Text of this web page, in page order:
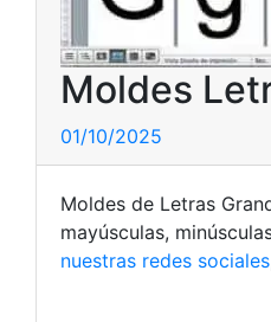
Moldes
01/10/2025
Moldes de Letras
mayúsculas,
nuestras redes sociales